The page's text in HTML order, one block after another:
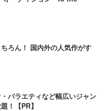
ろん！ 国内外の人気作がす
バラエティなど幅広いジャン
！【PR】